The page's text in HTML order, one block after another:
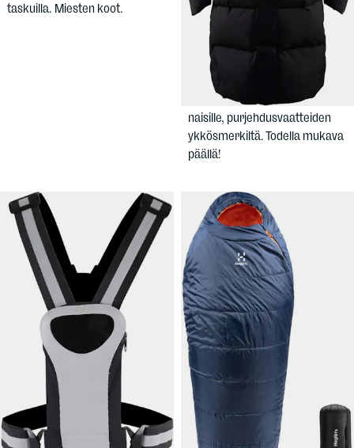
taskuilla. Miesten koot.
289,90 €
SAIL RACING
Women's Race Edition
Down Parka - Naisten
untuvatakki
Huippuluokan untuvatakki
naisille, purjehdusvaatteiden
ykkösmerkiltä. Todella mukava
päällä!